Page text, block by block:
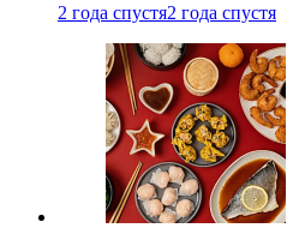
2 года спустя2 года спустя